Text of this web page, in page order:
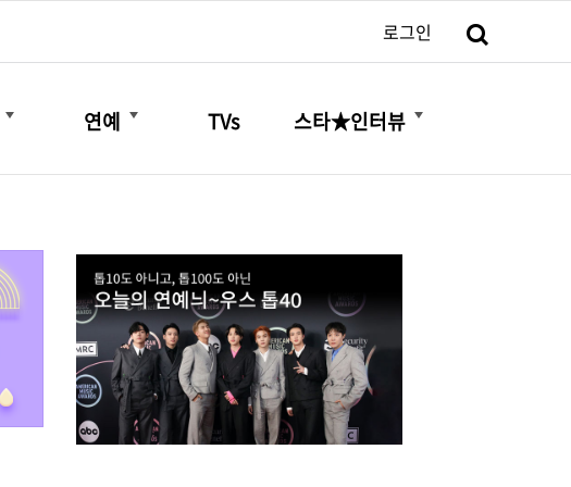
로그인
연예
더보기
TVs 스타★인터뷰
더보기